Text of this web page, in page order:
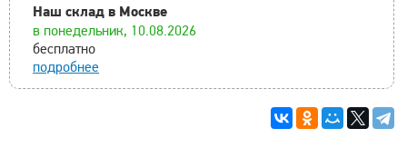
Наш склад в Москве
в понедельник, 10.08.2026
бесплатно
подробнее